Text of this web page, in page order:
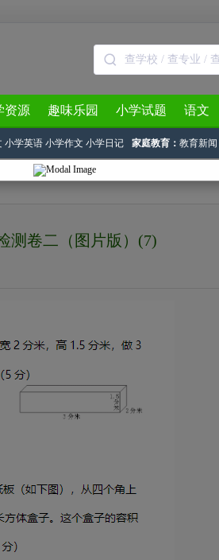
资源 趣味乐园 小学试题 语文
小学英语 小学作文 小学日记 家庭教育： 教育新闻
测卷二（图片版）(7)